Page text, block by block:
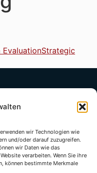
wir Technologien wie
und/oder darauf zuzugreifen.
wir Daten wie das
verarbeiten. Wenn Sie ihre
können bestimmte Merkmale
EvaluationStrategic
Privacy Policy
(EU)